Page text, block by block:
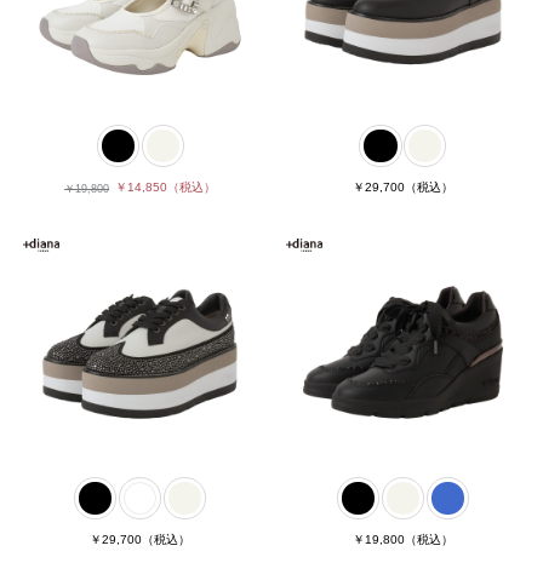
￥19,800 ￥14,850 （税込） ￥29,700（税込）
￥29,700 （税込） ￥19,800（税込）